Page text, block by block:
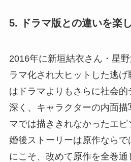
5. ドラマ版との違いを楽
2016年に新垣結衣さん・星
ラマ化され大ヒットした逃
はドラマよりもさらに社会
深く、キャラクターの内面描
マでは描ききれなかったエ
婚後ストーリーは原作なら
にこそ、改めて原作を全巻